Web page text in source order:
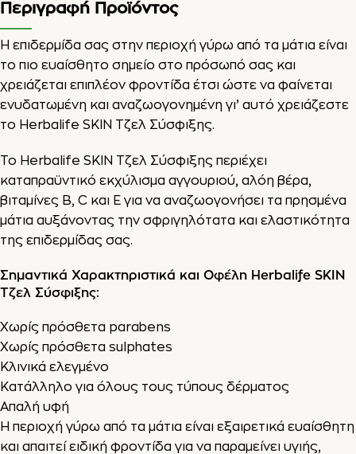
Περιγραφή Προϊόντος
Η επιδερμίδα σας στην περιοχή γύρω από τα μάτια είναι
το πιο ευαίσθητο σημείο στο πρόσωπό σας και
χρειάζεται επιπλέον φροντίδα έτσι ώστε να φαίνεται
ενυδατωμένη και αναζωογονημένη γι’ αυτό χρειάζεστε
το Herbalife SKIN Τζελ Σύσφιξης.
Το Herbalife SKIN Τζελ Σύσφιξης περιέχει
καταπραϋντικό εκχύλισμα αγγουριού, αλόη βέρα,
βιταμίνες B, C και E για να αναζωογονήσει τα πρησμένα
μάτια αυξάνοντας την σφριγηλότατα και ελαστικότητα
της επιδερμίδας σας.
Σημαντικά Χαρακτηριστικά και Οφέλη Herbalife SKIN
Τζελ Σύσφιξης:
Χωρίς πρόσθετα parabens
Χωρίς πρόσθετα sulphates
Κλινικά ελεγμένο
Κατάλληλο για όλους τους τύπους δέρματος
Απαλή υφή
Η περιοχή γύρω από τα μάτια είναι εξαιρετικά ευαίσθητη
και απαιτεί ειδική φροντίδα για να παραμείνει υγιής,